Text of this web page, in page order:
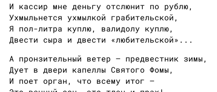
И кассир мне деньгу отслюнит по рублю,
Ухмыльнется ухмылкой грабительской,
Я пол-литра куплю, валидолу куплю,
Двести сыра и двести «любительской»...
А пронзительный ветер — предвестник зимы,
Дует в двери капеллы Святого Фомы,
И поет орган, что всему итог —